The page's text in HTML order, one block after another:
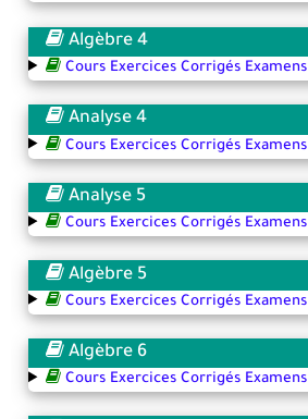
Algèbre 4
Cours Exercices Corrigés Examens
Analyse 4
Cours Exercices Corrigés Examens
Analyse 5
Cours Exercices Corrigés Examens
Algèbre 5
Cours Exercices Corrigés Examens
Algèbre 6
Cours Exercices Corrigés Examens